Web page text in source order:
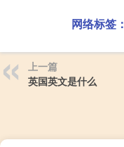
网络标签：
上一篇
英国英文是什么